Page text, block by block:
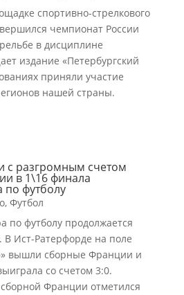
спортивно-стрелкового
чемпионат России
в дисциплине
издание «Петербургский
приняли участие
нашей страны.
с разгромным счетом
в 1\16 финала
футболу
, Футбол
по футболу продолжается
В Ист-Ратерфорде на поле
вышли сборные Франции и
со счетом 3:0.
Франции отметился